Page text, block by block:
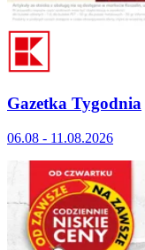
Gazetka Tygodnia
06.08 - 11.08.2026